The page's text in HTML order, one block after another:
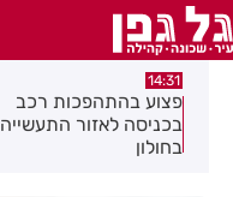
14:31
פצוע בהתהפכות רכב
בכניסה לאזור התעשייה
בחולון